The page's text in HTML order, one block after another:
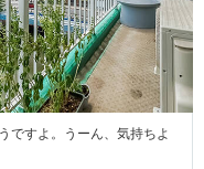
ですよ。うーん、気持ちよ